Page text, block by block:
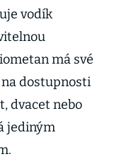
vodík
má své
dostupnosti
dvacet nebo
jediným